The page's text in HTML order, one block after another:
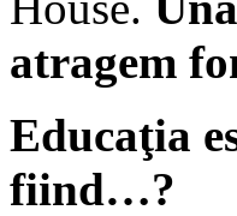
atragem
Educaţia
fiind…?